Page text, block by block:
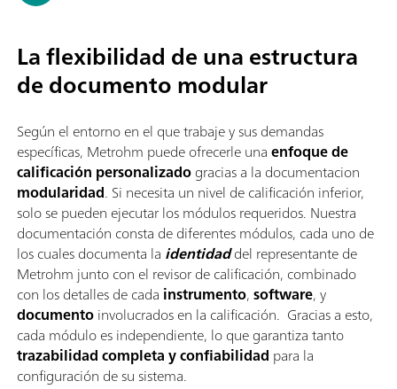
La flexibilidad de una estructura
de documento modular
Según el entorno en el que trabaje y sus demandas
específicas, Metrohm puede ofrecerle unaenfoque de
calificación personalizadogracias a la documentacion
modularidad. Si necesita un nivel de calificación inferior,
solo se pueden ejecutar los módulos requeridos. Nuestra
documentación consta de diferentes módulos, cada uno de
los cuales documenta la identidaddel representante de
Metrohm junto con el revisor de calificación, combinado
con los detalles de cada instrumento,software, y
documentoinvolucrados en la calificación. Gracias a esto,
cada módulo es independiente, lo que garantiza tanto
trazabilidad completay confiabilidad para la
configuración de su sistema.